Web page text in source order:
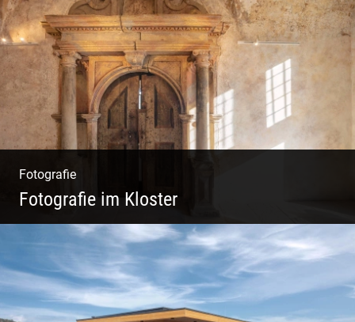
Design – eine Oase der Ruhe und
Entspannung. Ausgedehnte Fotostrecke
Fotografie
Fotografie im Kloster
Leben im Kloster. Nur anders. Feinste
Architektur(Fotografie)